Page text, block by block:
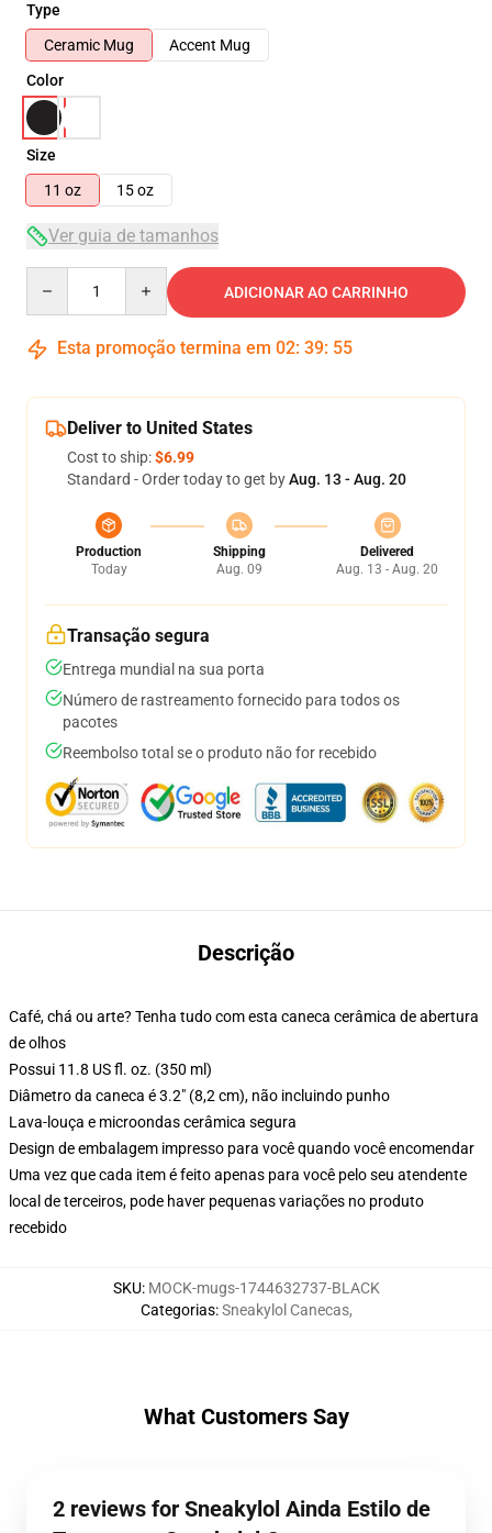
Type
Ceramic Mug
Accent Mug
Color
Size
11 oz
15 oz
Ver guia de tamanhos
ADICIONAR AO CARRINHO
Esta promoção termina em 02: 39: 54
Deliver to United States
Cost to ship:$6.99
Standard - Order today to get byAug. 13 - Aug. 20
Production
Today
Shipping
Aug. 09
Delivered
Aug. 13 - Aug. 20
Transação segura
Entrega mundial na sua porta
Número de rastreamento fornecido para todos os
pacotes
Reembolso total se o produto não for recebido
Descrição
Café, chá ou arte? Tenha tudo com esta caneca cerâmica de abertura
de olhos
Possui 11.8 US fl. oz. (350 ml)
Diâmetro da caneca é 3.2" (8,2 cm), não incluindo punho
Lava-louça e microondas cerâmica segura
Design de embalagem impresso para você quando você encomendar
Uma vez que cada item é feito apenas para você pelo seu atendente
local de terceiros, pode haver pequenas variações no produto
recebido
SKU: MOCK-mugs-1744632737-BLACK
Categorias:Sneakylol Canecas,
What Customers Say
2 reviews for Sneakylol Ainda Estilo de